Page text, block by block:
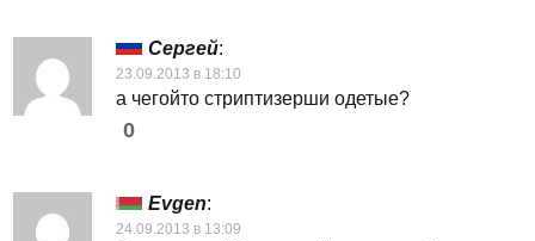
Сергей:
23.09.2013 в 18:10
а чегойто стриптизерши одетые?
0
Evgen:
24.09.2013 в 13:09